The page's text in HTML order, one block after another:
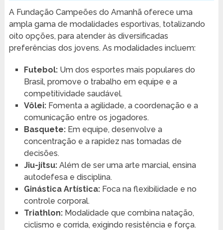
A Fundação Campeões do Amanhã oferece uma
ampla gama de modalidades esportivas, totalizando
oito opções, para atender às diversificadas
preferências dos jovens. As modalidades incluem:
Futebol:Um dos esportes mais populares do
Brasil, promove o trabalho em equipe e a
competitividade saudável.
Vôlei:Fomenta a agilidade, a coordenação e a
comunicação entre os jogadores.
Basquete:Em equipe, desenvolve a
concentração e a rapidez nas tomadas de
decisões.
Jiu-jítsu:Além de ser uma arte marcial, ensina
autodefesa e disciplina.
Ginástica Artística:Foca na flexibilidade e no
controle corporal.
Triathlon:Modalidade que combina natação,
ciclismo e corrida, exigindo resistência e força.